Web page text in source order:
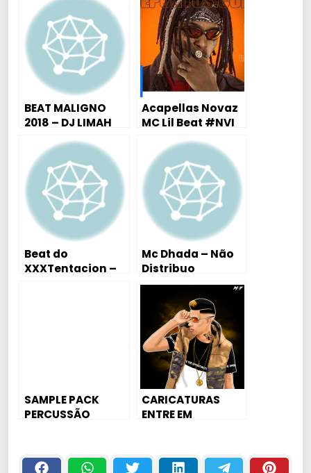
BEAT MALIGNO
2018 – DJ LIMAH
Acapellas Novaz
MC Lil Beat #NVI
Patatáh)
Beat do
XXXTentacion –
Mc Dhada – Não
Distribuo
Simpatia 2018
SAMPLE PACK
PERCUSSÃO
BEATS
CARICATURAS
ENTRE EM